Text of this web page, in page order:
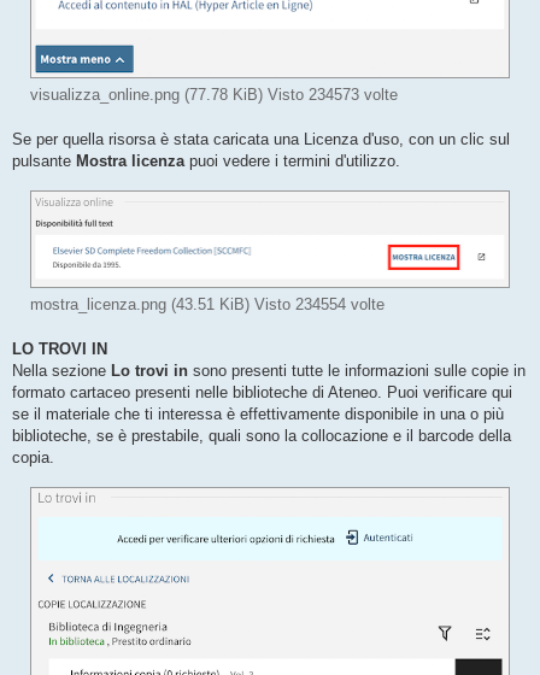
visualizza_online.png (77.78 KiB) Visto 234573 volte
Se per quella risorsa è stata caricata una Licenza d'uso, con un clic sul
pulsante Mostra licenzapuoi vedere i termini d'utilizzo.
mostra_licenza.png (43.51 KiB) Visto 234554 volte
LO TROVI IN
Nella sezione Lo trovi in sono presenti tutte le informazioni sulle copie in
formato cartaceo presenti nelle biblioteche di Ateneo. Puoi verificare qui
se il materiale che ti interessa è effettivamente disponibile in una o più
biblioteche, se è prestabile, quali sono la collocazione e il barcode della
copia.